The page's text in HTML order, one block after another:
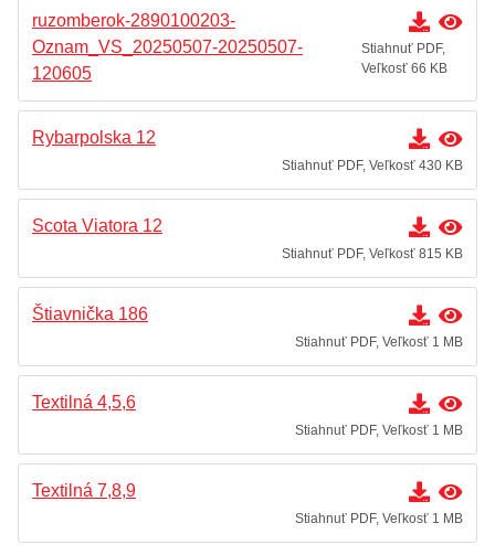
ruzomberok-2890100203-
Oznam_VS_20250507-20250507-
120605
Stiahnuť PDF,
Veľkosť 66 KB
Rybarpolska 12
Stiahnuť PDF, Veľkosť 430 KB
Scota Viatora 12
Stiahnuť PDF, Veľkosť 815 KB
Štiavnička 186
Stiahnuť PDF, Veľkosť 1 MB
Textilná 4,5,6
Stiahnuť PDF, Veľkosť 1 MB
Textilná 7,8,9
Stiahnuť PDF, Veľkosť 1 MB